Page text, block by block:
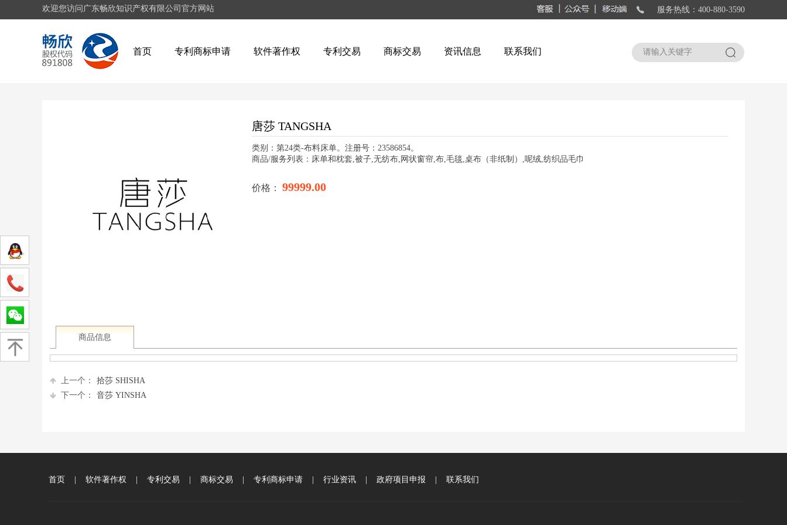
服务热线：400-880-3590
欢迎您访问广东畅欣知识产权有限公司官方网站
搜索
首页 专利商标申请 软件著作权 专利交易 商标交易 资讯信息 联系我们
唐莎 TANGSHA
类别：第24类-布料床单。注册号：23586854。
商品/服务列表：床单和枕套,被子,无纺布,网状窗帘,布,毛毯,桌布（非纸制）,呢绒,纺织品毛巾
价格： 99999.00
商品信息
上一个：
拾莎 SHISHA
下一个：
音莎 YINSHA
首页 软件著作权 专利交易 商标交易 专利商标申请 行业资讯 政府项目申报 联系我们